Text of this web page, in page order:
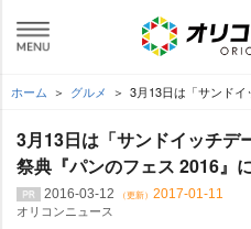
ホーム グルメ 3月13日は「サンド
3月13日は「サンドイッチ
祭典『パンのフェス 2016』
2016-03-12 （更新） 2017-01-11
オリコンニュース